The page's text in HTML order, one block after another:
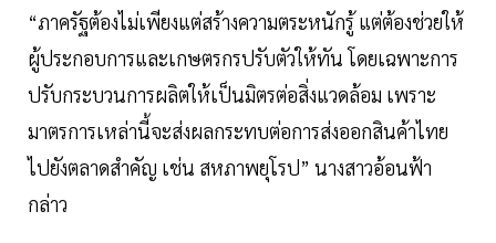
“ภาครัฐต้องไม่เพียงแต่สร้างความตระหนักรู้ แต่ต้องช่วยให้
ผู้ประกอบการและเกษตรกรปรับตัวให้ทัน โดยเฉพาะการ
ปรับกระบวนการผลิตให้เป็นมิตรต่อสิ่งแวดล้อม เพราะ
มาตรการเหล่านี้จะส่งผลกระทบต่อการส่งออกสินค้าไทย
ไปยังตลาดสำคัญ เช่น สหภาพยุโรป” นางสาวอ้อนฟ้า
กล่าว